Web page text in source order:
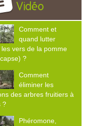
Vidéo
Comment et
quand lutter
vers de la pomme
?
Comment
éliminer les
des arbres fruitiers à
?
Phéromone,